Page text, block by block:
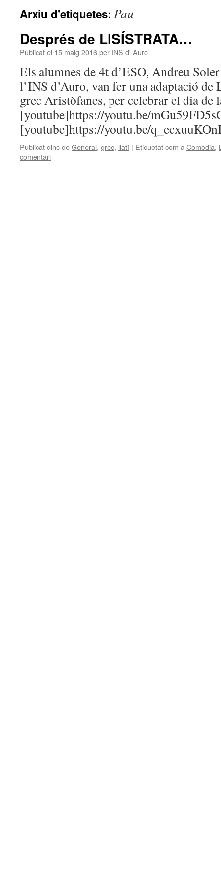
Arxiu d'etiquetes: Pau
Després de LISÍSTRATA…
Publicat el 15 maig 2016per INS d' Auro
Els alumnes de 4t d’ESO, Andreu
l’INS d’Auro, van fer una adaptació de
grec Aristòfanes, per celebrar el dia de
[youtube]https://youtu.be/
[youtube]https://youtu.be/
Publicat dins deGeneral, grec, llatí | Etiquetat com a Comèdia,
comentari